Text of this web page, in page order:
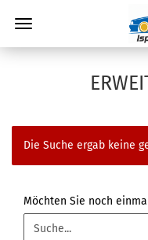
Die Suche ergab keine
MÖCHTEN
SIE
NOCH
Möchten Sie noch